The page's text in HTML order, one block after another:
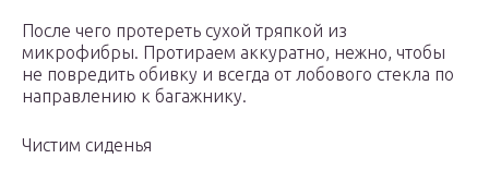
После чего протереть сухой тряпкой из
микрофибры. Протираем аккуратно, нежно, чтобы
не повредить обивку и всегда от лобового стекла по
направлению к багажнику.
Чистим сиденья